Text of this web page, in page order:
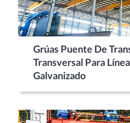
Grúas Puente De
Transversal Para
Galvanizado